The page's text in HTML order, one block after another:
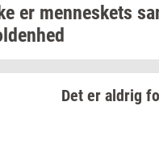
er men­ne­skets
Det er al­drig